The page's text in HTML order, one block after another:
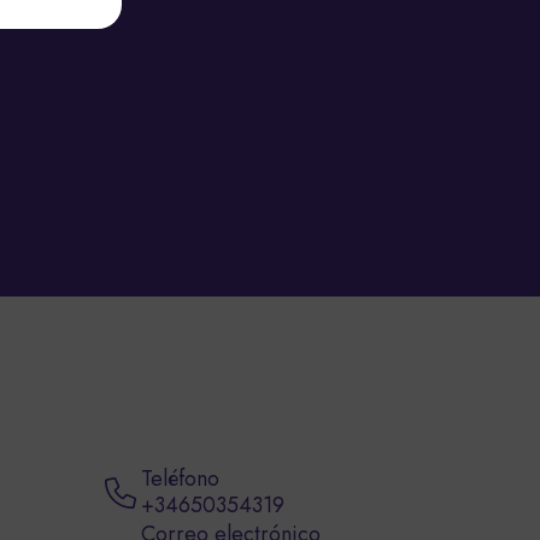
Teléfono
+34650354319
Correo electrónico